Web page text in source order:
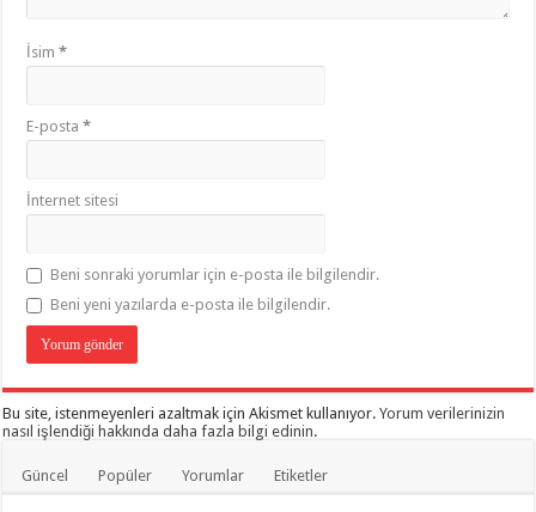
İsim*
E-posta*
İnternet sitesi
Beni sonraki yorumlar için e-posta ile bilgilendir.
Beni yeni yazılarda e-posta ile bilgilendir.
Bu site, istenmeyenleri azaltmak için Akismet kullanıyor.Yorum verilerinizin
nasıl işlendiği hakkında daha fazla bilgi edinin.
Güncel Popüler Yorumlar Etiketler